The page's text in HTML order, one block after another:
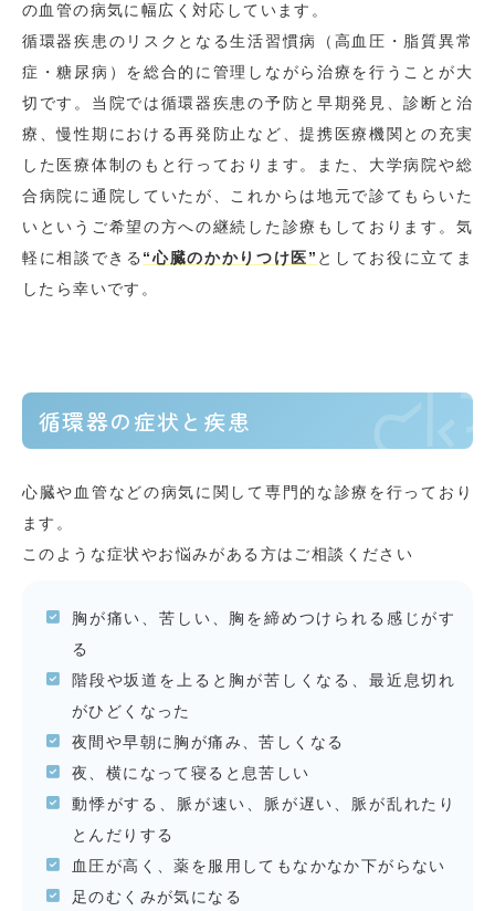
の血管の病気に幅広く対応しています。
循環器疾患のリスクとなる生活習慣病（高血圧・脂質異常
症・糖尿病）を総合的に管理しながら治療を行うことが大
切です。当院では循環器疾患の予防と早期発見、診断と治
療、慢性期における再発防止など、提携医療機関との充実
した医療体制のもと行っております。また、大学病院や総
合病院に通院していたが、これからは地元で診てもらいた
いというご希望の方への継続した診療もしております。気
軽に相談できる “心臓のかかりつけ医” としてお役に立てま
したら幸いです。
循環器の症状と疾患
心臓や血管などの病気に関して専門的な診療を行っており
ます。
このような症状やお悩みがある方はご相談ください
胸が痛い、苦しい、胸を締めつけられる感じがす
る
階段や坂道を上ると胸が苦しくなる、最近息切れ
がひどくなった
夜間や早朝に胸が痛み、苦しくなる
夜、横になって寝ると息苦しい
動悸がする、脈が速い、脈が遅い、脈が乱れたり
とんだりする
血圧が高く、薬を服用してもなかなか下がらない
足のむくみが気になる